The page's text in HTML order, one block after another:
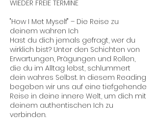
WIEDER FREIE TERMINE
"How I Met Myself" – Die Reise zu
deinem wahren Ich
Hast du dich jemals gefragt, wer du
wirklich bist? Unter den Schichten von
Erwartungen, Prägungen und Rollen,
die du im Alltag lebst, schlummert
dein wahres Selbst. In diesem Reading
begeben wir uns auf eine tiefgehende
Reise in deine innere Welt, um dich mit
deinem authentischen Ich zu
verbinden.